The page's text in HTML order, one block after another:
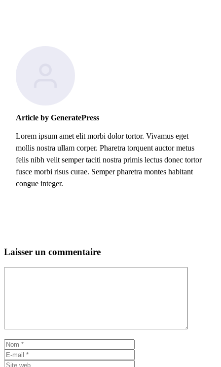
Article by GeneratePress
Lorem ipsum amet elit morbi dolor tortor. Vivamus eget
mollis nostra ullam corper. Pharetra torquent auctor metus
felis nibh velit semper taciti nostra primis lectus donec tortor
fusce morbi risus curae. Semper pharetra montes habitant
congue integer.
Laisser un commentaire
Nom
mail
web